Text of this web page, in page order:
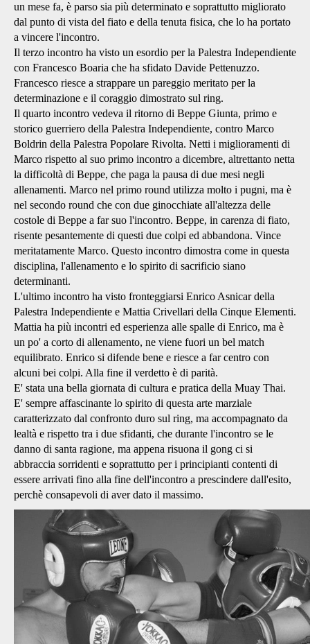
un mese fa, è parso sia più determinato e soprattutto migliorato
dal punto di vista del fiato e della tenuta fisica, che lo ha portato
a vincere l'incontro.
Il terzo incontro ha visto un esordio per la Palestra Independiente
con Francesco Boaria che ha sfidato Davide Pettenuzzo.
Francesco riesce a strappare un pareggio meritato per la
determinazione e il coraggio dimostrato sul ring.
Il quarto incontro vedeva il ritorno di Beppe Giunta, primo e
storico guerriero della Palestra Independiente, contro Marco
Boldrin della Palestra Popolare Rivolta. Netti i miglioramenti di
Marco rispetto al suo primo incontro a dicembre, altrettanto netta
la difficoltà di Beppe, che paga la pausa di due mesi negli
allenamenti. Marco nel primo round utilizza molto i pugni, ma è
nel secondo round che con due ginocchiate all'altezza delle
costole di Beppe a far suo l'incontro. Beppe, in carenza di fiato,
risente pesantemente di questi due colpi ed abbandona. Vince
meritatamente Marco. Questo incontro dimostra come in questa
disciplina, l'allenamento e lo spirito di sacrificio siano
determinanti.
L'ultimo incontro ha visto fronteggiarsi Enrico Asnicar della
Palestra Independiente e Mattia Crivellari della Cinque Elementi.
Mattia ha più incontri ed esperienza alle spalle di Enrico, ma è
un po' a corto di allenamento, ne viene fuori un bel match
equilibrato. Enrico si difende bene e riesce a far centro con
alcuni bei colpi. Alla fine il verdetto è di parità.
E' stata una bella giornata di cultura e pratica della Muay Thai.
E' sempre affascinante lo spirito di questa arte marziale
caratterizzato dal confronto duro sul ring, ma accompagnato da
lealtà e rispetto tra i due sfidanti, che durante l'incontro se le
danno di santa ragione, ma appena risuona il gong ci si
abbraccia sorridenti e soprattutto per i principianti contenti di
essere arrivati fino alla fine dell'incontro a prescindere dall'esito,
perchè consapevoli di aver dato il massimo.